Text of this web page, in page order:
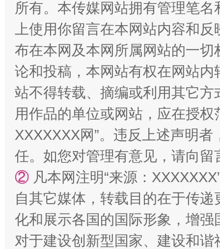
站台名比不上好声名
所有。本传媒网站拥有管理笔
上使用你留言在本网站内容和
布在本网及本网所属网站的一
论和投稿，本网站有权在网站
站不得转载、摘编或利用其它
用作品的单位或网站，应在授
XXXXXXX网”。违反上述声明
任。如您对管理有意见，请向
② 凡本网注明“来源：
自其它媒体，转载目的在于传
化和展示各国的国际形象，增
对于建设创新型国家、建设和